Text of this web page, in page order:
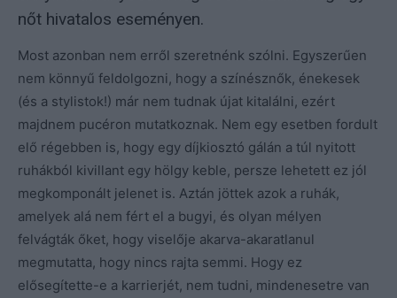
nőt hivatalos eseményen.
Most azonban nem erről szeretnénk szólni. Egyszerűen
nem könnyű feldolgozni, hogy a színésznők, énekesek
(és a stylistok!) már nem tudnak újat kitalálni, ezért
majdnem pucéron mutatkoznak. Nem egy esetben fordult
elő régebben is, hogy egy díjkiosztó gálán a túl nyitott
ruhákból kivillant egy hölgy keble, persze lehetett ez jól
megkomponált jelenet is. Aztán jöttek azok a ruhák,
amelyek alá nem fért el a bugyi, és olyan mélyen
felvágták őket, hogy viselője akarva-akaratlanul
megmutatta, hogy nincs rajta semmi. Hogy ez
elősegítette-e a karrierjét, nem tudni, mindenesetre van